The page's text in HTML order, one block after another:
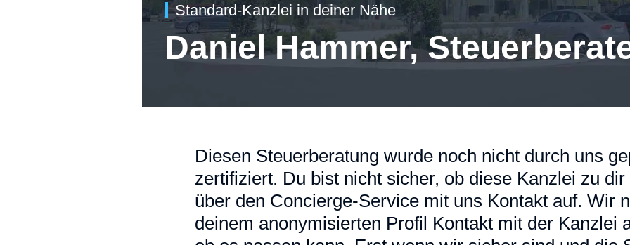
Standard-Kanzlei in deiner Nähe
Daniel Hammer,
Diesen Steuerberatung wurde noch nicht durch uns
zertifiziert. Du bist nicht sicher, ob diese Kanzlei zu
über den Concierge-Service mit uns Kontakt auf. Wir
deinem anonymisierten Profil Kontakt mit der Kanzlei